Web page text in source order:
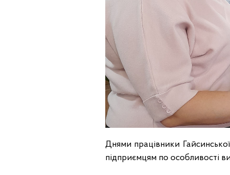
Днями працівники
підприємцям по особливості